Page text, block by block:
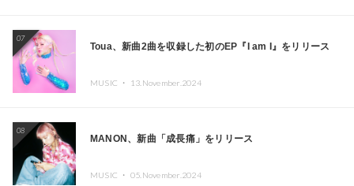
07
Toua、新曲2曲を収録した初のEP『I am I』をリリース
MUSIC ・ 13.November.2024
08
MANON、新曲「成長痛」をリリース
MUSIC ・ 05.November.2024